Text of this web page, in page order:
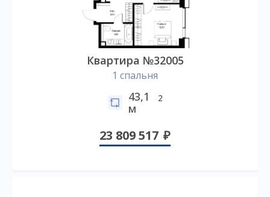
Квартира №32005
1 спальня
43,1
м
2
23 809 517